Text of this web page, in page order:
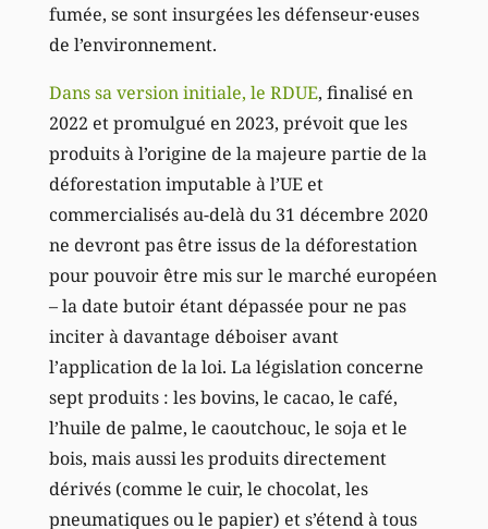
fumée, se sont insurgées les défenseur·euses
de l’environnement.
Dans sa version initiale, le RDUE, finalisé en
2022 et promulgué en 2023, prévoit que les
produits à l’origine de la majeure partie de la
déforestation imputable à l’UE et
commercialisés au-delà du 31 décembre 2020
ne devront pas être issus de la déforestation
pour pouvoir être mis sur le marché européen
– la date butoir étant dépassée pour ne pas
inciter à davantage déboiser avant
l’application de la loi. La législation concerne
sept produits : les bovins, le cacao, le café,
l’huile de palme, le caoutchouc, le soja et le
bois, mais aussi les produits directement
dérivés (comme le cuir, le chocolat, les
pneumatiques ou le papier) et s’étend à tous